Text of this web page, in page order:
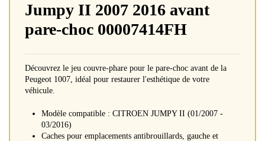
Jumpy II 2007 2016 avant
pare-choc 00007414FH
Découvrez le jeu couvre-phare pour le pare-choc avant de la
Peugeot 1007, idéal pour restaurer l'esthétique de votre
véhicule.
Modèle compatible : CITROEN JUMPY II (01/2007 -
03/2016)
Caches pour emplacements antibrouillards, gauche et